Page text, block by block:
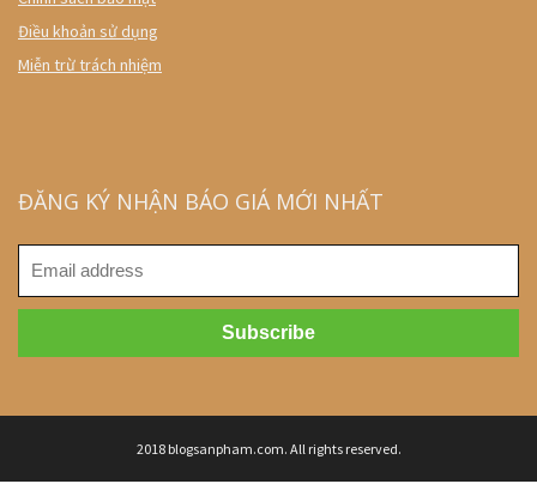
Điều khoản sử dụng
Miễn trừ trách nhiệm
ĐĂNG KÝ NHẬN BÁO GIÁ MỚI NHẤT
2018 blogsanpham.com. All rights reserved.